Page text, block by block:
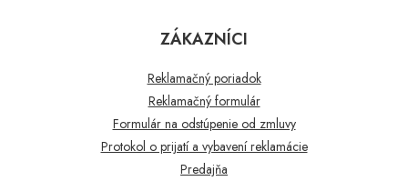
ZÁKAZNÍCI
Reklamačný poriadok
Reklamačný formulár
Formulár na odstúpenie od zmluvy
Protokol o prijatí a vybavení reklamácie
Predajňa